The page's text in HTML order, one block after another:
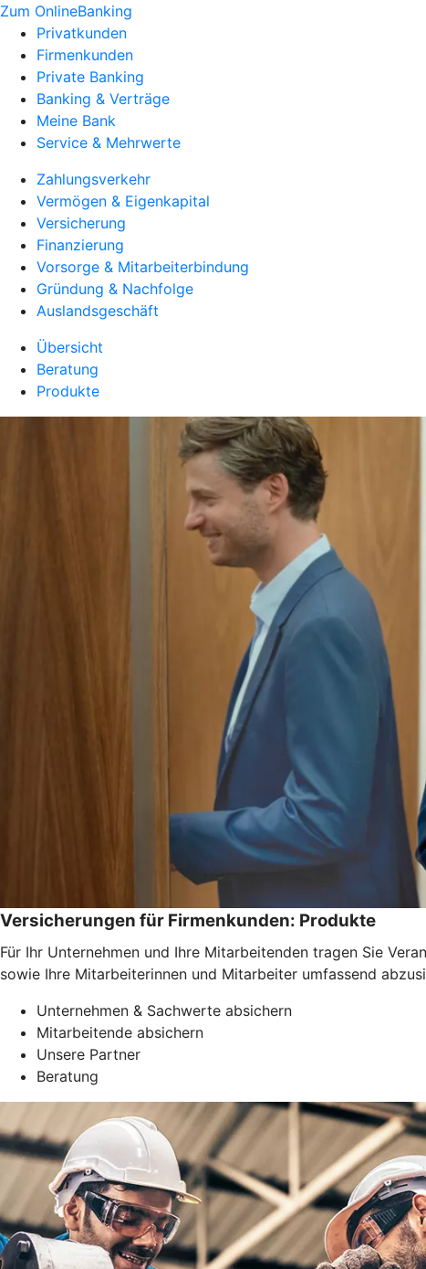
Zum OnlineBanking
Privatkunden
Firmenkunden
Private Banking
Banking & Verträge
Meine Bank
Service & Mehrwerte
Zahlungsverkehr
Vermögen & Eigenkapital
Versicherung
Finanzierung
Vorsorge & Mitarbeiterbindung
Gründung & Nachfolge
Auslandsgeschäft
Übersicht
Beratung
Produkte
Versicherungen für Firmenkunden: Produkte
Für Ihr Unternehmen und Ihre Mitarbeitenden tragen Sie
sowie Ihre Mitarbeiterinnen und Mitarbeiter umfassend
Unternehmen & Sachwerte absichern
Mitarbeitende absichern
Unsere Partner
Beratung